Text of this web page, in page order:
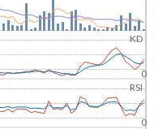
KD
RSI
0
0